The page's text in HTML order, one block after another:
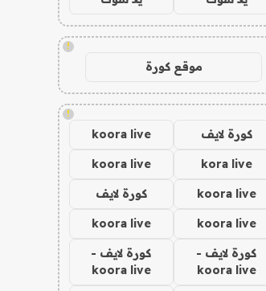
!
موقع كورة
!
كورة لايف koora live
kora live
koora live
koora live كورة لايف
koora live
koora live
كورة لايف -
koora live
كورة لايف -
koora live